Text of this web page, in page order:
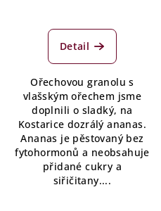
Detail
Ořechovou granolu s
vlašským ořechem jsme
doplnili o sladký, na
Kostarice dozrálý ananas.
Ananas je pěstovaný bez
fytohormonů a neobsahuje
přidané cukry a
siřičitany....